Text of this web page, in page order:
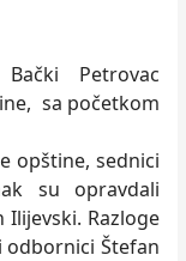
Petrovac
sa početkom
opštine, sednici
su opravdali
Razloge
odbornici Štefan